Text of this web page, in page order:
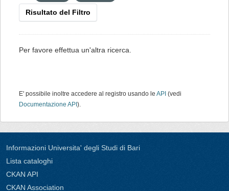
Risultato del Filtro
Per favore effettua un'altra ricerca.
E' possibile inoltre accedere al registro usando le API (vedi
Documentazione API ).
Informazioni Universita' degli Studi di Bari
Lista cataloghi
CKAN API
CKAN Association